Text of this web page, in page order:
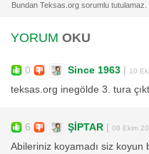
YORUM OKU
0 Since 1963 | 10
teksas.org inegölde 3. tura
6 ŞİPTAR | 08 Ekim
Abileriniz koyamadı siz